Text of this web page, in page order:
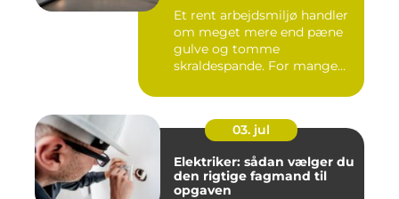
Et rent arbejdsmiljø handler
om meget mere end pæne
gulve og tomme
skraldespande. For mange
03. jul
Elektriker: sådan vælger du
den rigtige fagmand til
opgaven